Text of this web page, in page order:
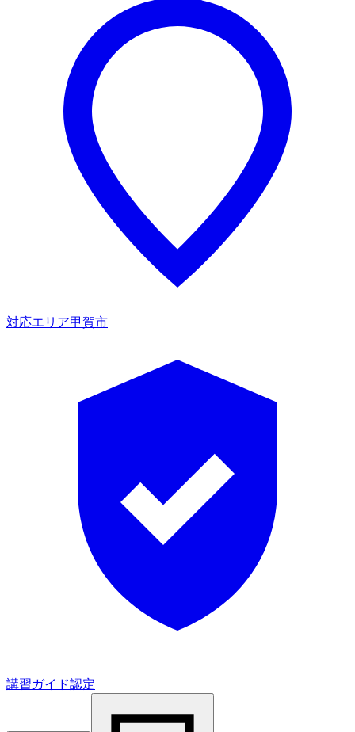
対応エリア甲賀市
講習ガイド認定